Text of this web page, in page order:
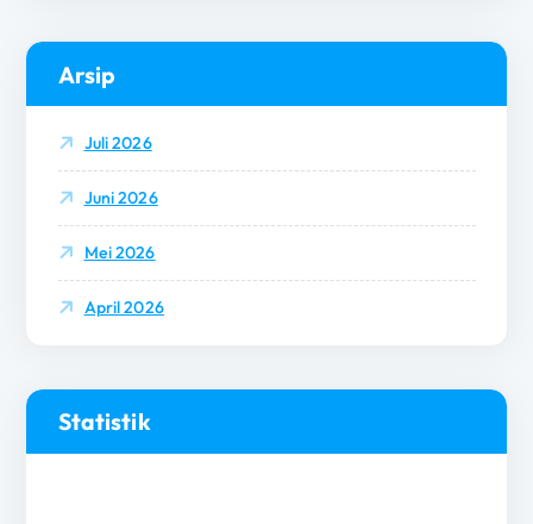
Arsip
Juli 2026
Juni 2026
Mei 2026
April 2026
Statistik